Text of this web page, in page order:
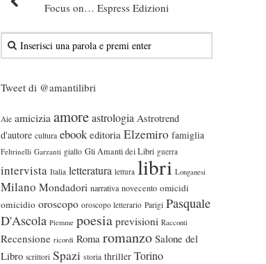
Focus on… Espress Edizioni
Tweet di @amantilibri
Aie amicizia amoreastrologia Astrotrend
d'autore cultura ebook editoria Elzemiro famiglia
Feltrinelli Garzanti giallo Gli Amanti dei Libri guerra
intervista Italia letteratura lettura libri Longanesi
Milano Mondadori narrativa novecento omicidi
omicidio oroscopo oroscopo letterario Parigi Pasquale
D'Ascola Piemme poesia previsioni Racconti
Recensione ricordi Roma romanzo Salone del
Libro scrittori Spazi storia thriller Torino